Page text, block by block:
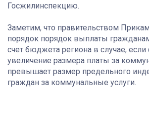
Госжилинспекцию.
Заметим, что правительством
порядок порядок выплаты
счет бюджета региона в случае, если
увеличение размера платы за
превышает размер предельного
граждан за коммунальные услуги.